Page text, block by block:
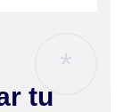
*
tu